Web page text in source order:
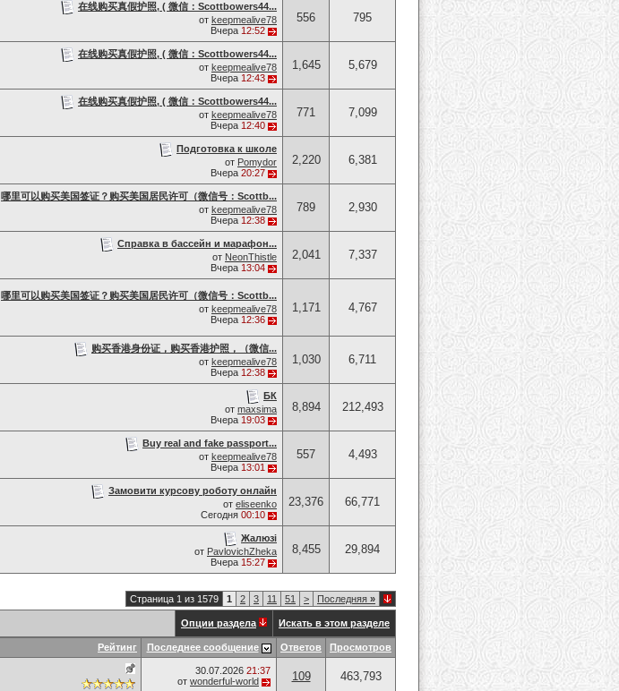
在线购买真假护照, ( 微信：Scottbowers44...
от keepmealive78
Вчера 12:52
556 795
在线购买真假护照, ( 微信：Scottbowers44...
от keepmealive78
Вчера 12:43
1,645 5,679
在线购买真假护照, ( 微信：Scottbowers44...
от keepmealive78
Вчера 12:40
771 7,099
Подготовка к школе
от Pomydor
Вчера 20:27
2,220 6,381
哪里可以购买美国签证？购买美国居民许可（微信号：Scottb...
от keepmealive78
Вчера 12:38
789 2,930
Справка в бассейн и марафон...
от NeonThistle
Вчера 13:04
2,041 7,337
哪里可以购买美国签证？购买美国居民许可（微信号：Scottb...
от keepmealive78
Вчера 12:36
1,171 4,767
购买香港身份证，购买香港护照，（微信...
от keepmealive78
Вчера 12:38
1,030 6,711
БК
от maxsima
Вчера 19:03
8,894 212,493
Buy real and fake passport...
от keepmealive78
Вчера 13:01
557 4,493
Замовити курсову роботу онлайн
от eliseenko
Сегодня 00:10
23,376 66,771
Жалюзі
от PavlovichZheka
Вчера 15:27
8,455 29,894
Страница 1 из 1579 1 2 3 11 51 > Последняя »
Опции раздела Искать в этом разделе
Рейтинг Последнее сообщение Ответов Просмотров
30.07.2026 21:37
от wonderful-world 109 463,793